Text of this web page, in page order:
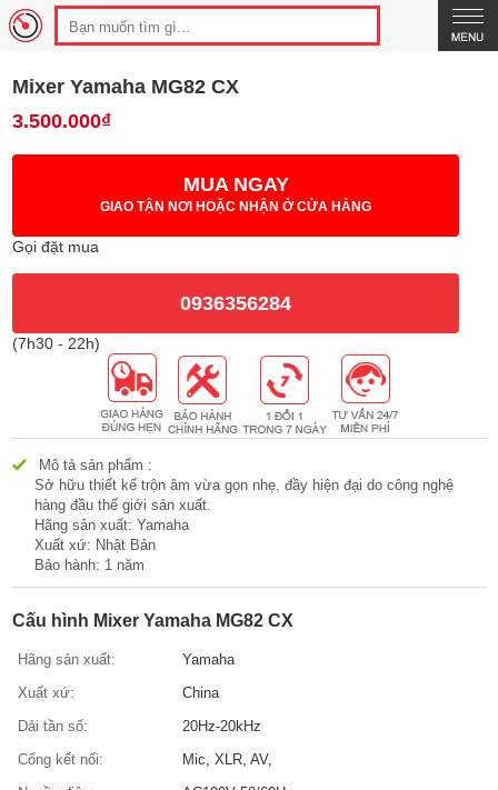
Mixer Yamaha MG82 CX
3.500.000₫
MUA NGAY
GIAO TẬN NƠI HOẶC NHẬN Ở CỬA HÀNG
Gọi đặt mua
0936356284
(7h30 - 22h)
Mô tả sản phẩm :
Sở hữu thiết kế trộn âm vừa gọn nhẹ, đầy hiện đại do công nghệ
hàng đầu thế giới sản xuất.
Hãng sản xuất: Yamaha
Xuất xứ: Nhật Bản
Bảo hành: 1 năm
Cấu hình Mixer Yamaha MG82 CX
Hãng sản xuất:
Yamaha
Xuất xứ:
China
Dải tần số:
20Hz-20kHz
Cổng kết nối:
Mic, XLR, AV,